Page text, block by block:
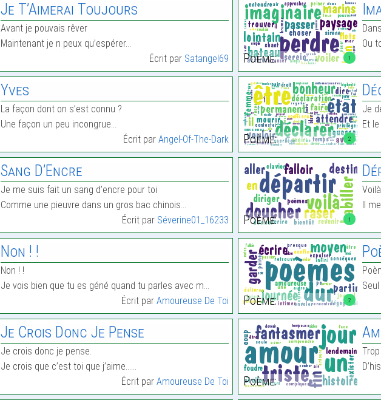
Je T’Aimerai Toujours
Avant je pouvais rêver
Maintenant je n peux qu’espérer…
Écrit par Satangel69 1
Poème:
Ou
Yves
La façon dont on s’est connu ?
Une façon un peu incongrue…
Écrit parAngel-Of-The-Dark 2
Poème:
Je
Et
Sang D’Encre
Je me suis fait un sang d’encre pour toi
Comme une pieuvre dans un gros bac chinois…
Écrit par Séverine01_16233 1
Poème:
Il
Non ! !
Non ! !
Je vois bien que tu es géné quand tu parles avec m…
Écrit parAmoureuse De Toi 2
Poème:
Je Crois Donc Je Pense
Je crois donc je pense.
Je crois que c’est toi que j’aime……
Écrit parAmoureuse De Toi Poème: